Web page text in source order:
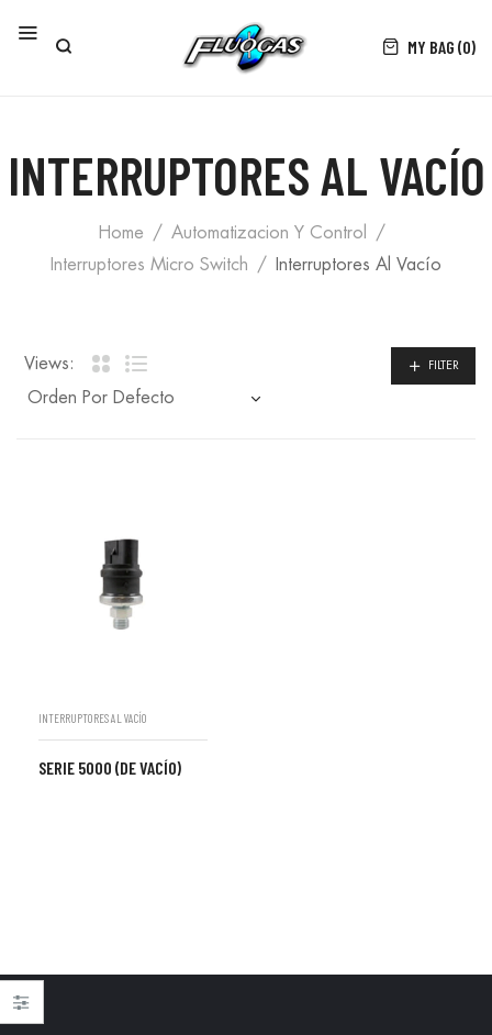
MY BAG (0)
INTERRUPTORES AL VACÍO
Home
Automatizacion Y Control
Interruptores Micro Switch
Interruptores Al Vacío
Views: FILTER
INTERRUPTORES AL VACÍO
SERIE 5000 (DE VACÍO)